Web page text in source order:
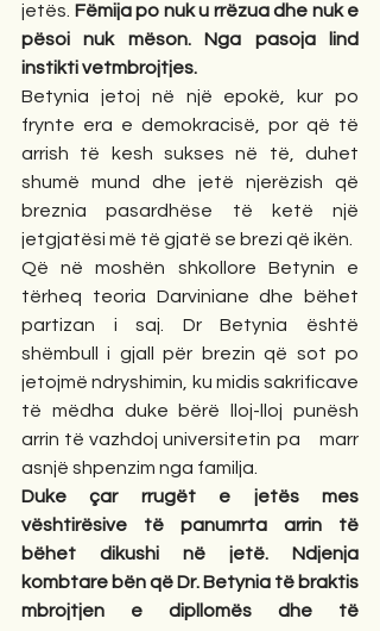
jetës. Fëmija po nuk u rrëzua dhe nuk e
pësoi nuk mëson. Nga pasoja lind
instikti vetmbrojtjes.
Betynia jetoj në një epokë, kur po
frynte era e demokracisë, por që të
arrish të kesh sukses në të, duhet
shumë mund dhe jetë njerëzish që
breznia pasardhëse të ketë një
jetgjatësi më të gjatë se brezi që ikën.
Që në moshën shkollore Betynin e
tërheq teoria Darviniane dhe bëhet
partizan i saj. Dr Betynia është
shëmbull i gjall për brezin që sot po
jetojmë ndryshimin, ku midis sakrificave
të mëdha duke bërë lloj-lloj punësh
arrin të vazhdoj universitetin pa    marr
asnjë shpenzim nga familja.
Duke çar rrugët e jetës mes
vështirësive të panumrta arrin të
bëhet dikushi në jetë. Ndjenja
kombtare bën që Dr. Betynia të braktis
mbrojtjen e dipllomës dhe të